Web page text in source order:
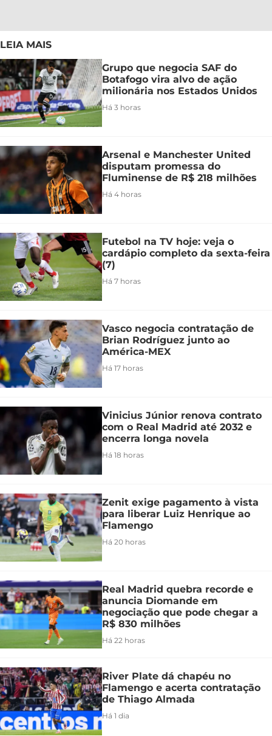
LEIA MAIS
Grupo que negocia SAF do
Botafogo vira alvo de ação
milionária nos Estados Unidos
Há 3 horas
Arsenal e Manchester United
disputam promessa do
Fluminense de R$ 218 milhões
Há 4 horas
Futebol na TV hoje: veja o
cardápio completo da sexta-feira
(7)
Há 7 horas
Vasco negocia contratação de
Brian Rodríguez junto ao
América-MEX
Há 17 horas
Vinicius Júnior renova contrato
com o Real Madrid até 2032 e
encerra longa novela
Há 18 horas
Zenit exige pagamento à vista
para liberar Luiz Henrique ao
Flamengo
Há 20 horas
Real Madrid quebra recorde e
anuncia Diomande em
negociação que pode chegar a
R$ 830 milhões
Há 22 horas
River Plate dá chapéu no
Flamengo e acerta contratação
de Thiago Almada
Há 1 dia